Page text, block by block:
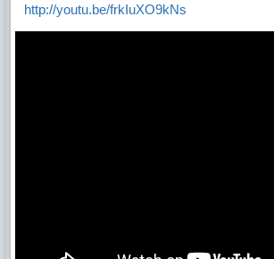
http://youtu.be/frkIuXO9kNs